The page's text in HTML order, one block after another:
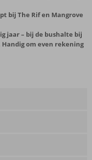
bij The Rif en Mangrove
jaar – bij de bushalte bij
om even rekening